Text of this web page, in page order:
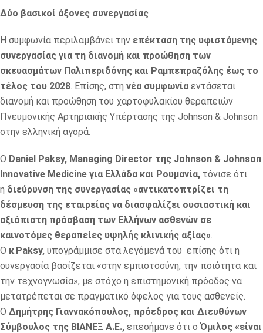
Δύο βασικοί άξονες συνεργασίας
Η συμφωνία περιλαμβάνει την επέκταση της υφιστάμενης
συνεργασίας για τη διανομή και προώθηση των
σκευασμάτων Παλιπεριδόνης και Ραμπεπραζόλης έως το
τέλος του 2028. Επίσης, στη νέα συμφωνία εντάσεται
διανομή και προώθηση του χαρτοφυλακίου θεραπειών
Πνευμονικής Αρτηριακής Υπέρτασης της Johnson & Johnson
στην ελληνική αγορά.
Ο Daniel Paksy, Managing Director της Johnson & Johnson
Innovative Medicine για Ελλάδα και Ρουμανία, τόνισε ότι
η διεύρυνση της συνεργασίας «αντικατοπτρίζει τη
δέσμευση της εταιρείας να διασφαλίζει ουσιαστική και
αξιόπιστη πρόσβαση των Ελλήνων ασθενών σε
καινοτόμες θεραπείες υψηλής κλινικής αξίας».
Ο κ.Paksy, υπογράμμισε στα λεγόμενά του επίσης ότι η
συνεργασία βασίζεται «στην εμπιστοσύνη, την ποιότητα και
την τεχνογνωσία», με στόχο η επιστημονική πρόοδος να
μετατρέπεται σε πραγματικό όφελος για τους ασθενείς.
Ο Δημήτρης Γιαννακόπουλος, πρόεδρος και Διευθύνων
Σύμβουλος της ΒΙΑΝΕΞ Α.Ε., επεσήμανε ότι οΌμιλος «είναι